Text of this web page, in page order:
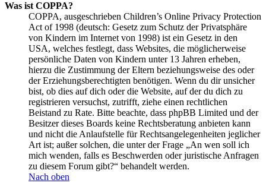
Was ist COPPA?
COPPA, ausgeschrieben Children’s Online Privacy Protection
Act of 1998 (deutsch: Gesetz zum Schutz der Privatsphäre
von Kindern im Internet von 1998) ist ein Gesetz in den
USA, welches festlegt, dass Websites, die möglicherweise
persönliche Daten von Kindern unter 13 Jahren erheben,
hierzu die Zustimmung der Eltern beziehungsweise des oder
der Erziehungsberechtigten benötigen. Wenn du dir unsicher
bist, ob dies auf dich oder die Website, auf der du dich zu
registrieren versuchst, zutrifft, ziehe einen rechtlichen
Beistand zu Rate. Bitte beachte, dass phpBB Limited und der
Besitzer dieses Boards keine Rechtsberatung anbieten kann
und nicht die Anlaufstelle für Rechtsangelegenheiten jeglicher
Art ist; außer solchen, die unter der Frage „An wen soll ich
mich wenden, falls es Beschwerden oder juristische Anfragen
zu diesem Forum gibt?“ behandelt werden.
Nach oben